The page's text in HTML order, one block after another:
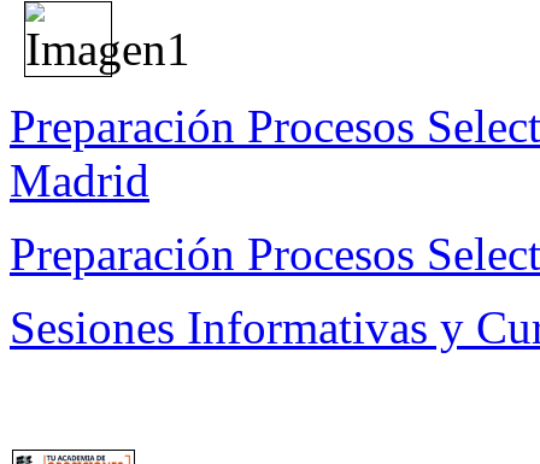
Preparación Procesos
Madrid
Preparación Procesos
Sesiones Informativas y